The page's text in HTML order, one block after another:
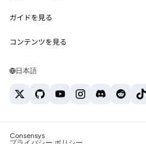
Snaps
Web3サービス
セキュリティ
サポート
キャリア
お問い合わせ
Solanaの価格
Tetherの価格
ETH→USD
USDT→INR
BTC→INR
ETH→USDT
ガイドを見る
ETHの購入
USDTの購入
SHIBの購入
コンテンツを見る
Solanaウォレット
税制関連ニュース
日本語
Consensys